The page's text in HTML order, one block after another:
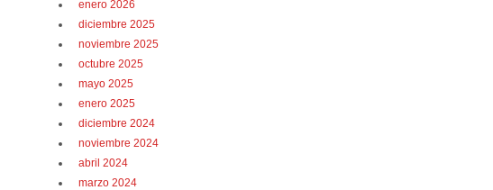
enero 2026
diciembre 2025
noviembre 2025
octubre 2025
mayo 2025
enero 2025
diciembre 2024
noviembre 2024
abril 2024
marzo 2024